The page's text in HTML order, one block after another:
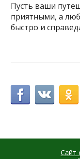
Пусть ваши
приятными, а
быстро и
Сайт